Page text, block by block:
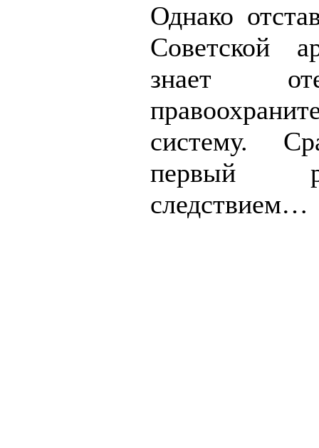
Однако
Советской
знает
систему.
первый
следствием…